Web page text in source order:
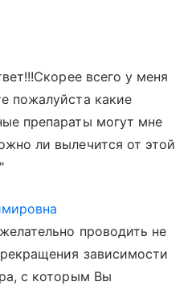
всего у меня
пожалуйста какие
препараты могут мне
ли вылечится от этой
проводить не
зависимости
с которым Вы